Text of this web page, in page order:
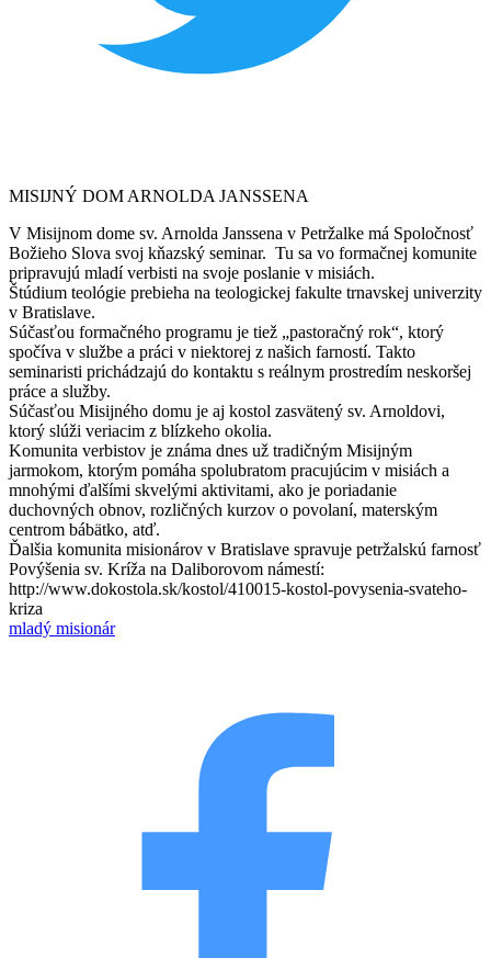
MISIJNÝ DOM ARNOLDA JANSSENA
V Misijnom dome sv. Arnolda Janssena v Petržalke má Spoločnosť
Božieho Slova svoj kňazský seminar. Tu sa vo formačnej komunite
pripravujú mladí verbisti na svoje poslanie v misiách.
Štúdium teológie prebieha na teologickej fakulte trnavskej univerzity
v Bratislave.
Súčasťou formačného programu je tiež „pastoračný rok“, ktorý
spočíva v službe a práci v niektorej z našich farností. Takto
seminaristi prichádzajú do kontaktu s reálnym prostredím neskoršej
práce a služby.
Súčasťou Misijného domu je aj kostol zasvätený sv. Arnoldovi,
ktorý slúži veriacim z blízkeho okolia.
Komunita verbistov je známa dnes už tradičným Misijným
jarmokom, ktorým pomáha spolubratom pracujúcim v misiách a
mnohými ďalšími skvelými aktivitami, ako je poriadanie
duchovných obnov, rozličných kurzov o povolaní, materským
centrom bábätko, atď.
Ďalšia komunita misionárov v Bratislave spravuje petržalskú farnosť
Povýšenia sv. Kríža na Daliborovom námestí:
http://www.dokostola.sk/kostol/410015-kostol-povysenia-svateho-
kriza
mladý misionár